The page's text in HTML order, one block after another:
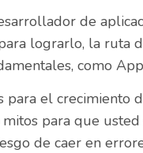
de
lograrlo, la ruta
como
para el crecimiento
mitos para que
de caer en